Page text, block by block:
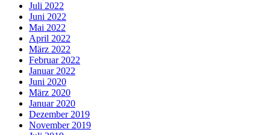
Juli 2022
Juni 2022
Mai 2022
April 2022
März 2022
Februar 2022
Januar 2022
Juni 2020
März 2020
Januar 2020
Dezember 2019
November 2019